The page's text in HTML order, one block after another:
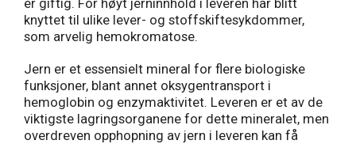
er giftig. For høyt jerninnhold i leveren har blitt
knyttet til ulike lever- og stoffskiftesykdommer,
som arvelig hemokromatose.
Jern er et essensielt mineral for flere biologiske
funksjoner, blant annet oksygentransport i
hemoglobin og enzymaktivitet. Leveren er et av de
viktigste lagringsorganene for dette mineralet, men
overdreven opphopning av jern i leveren kan få